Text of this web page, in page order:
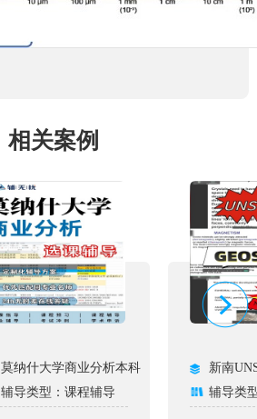
相关案例
莫纳什大学商业分析本科
辅导类型：课程辅导
新南
辅导类